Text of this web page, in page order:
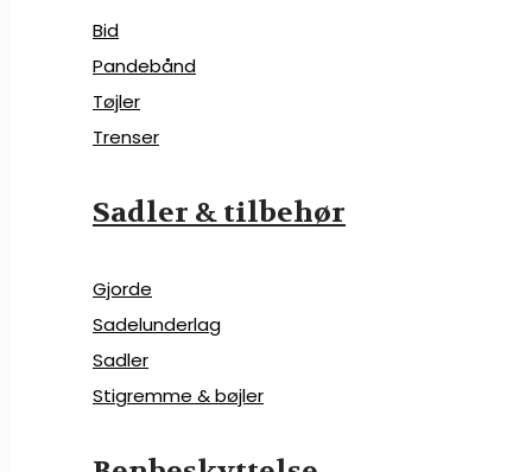
Bid
Pandebånd
Tøjler
Trenser
Sadler & tilbehør
Gjorde
Sadelunderlag
Sadler
Stigremme & bøjler